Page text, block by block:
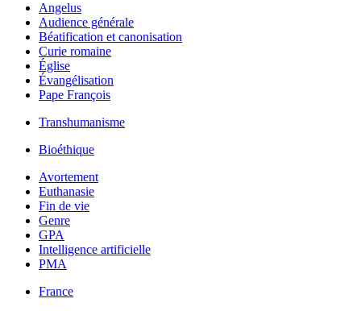
Angelus
Audience générale
Béatification et canonisation
Curie romaine
Église
Évangélisation
Pape François
Transhumanisme
Bioéthique
Avortement
Euthanasie
Fin de vie
Genre
GPA
Intelligence artificielle
PMA
France